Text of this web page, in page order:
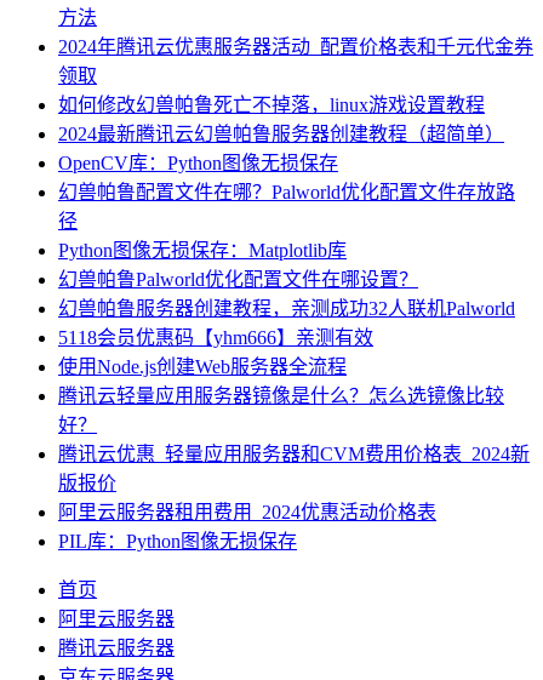
方法
2024年腾讯云优惠服务器活动_配置价格表和千元代金券
领取
如何修改幻兽帕鲁死亡不掉落，linux游戏设置教程
2024最新腾讯云幻兽帕鲁服务器创建教程（超简单）
OpenCV库：Python图像无损保存
幻兽帕鲁配置文件在哪？Palworld优化配置文件存放路
径
Python图像无损保存：Matplotlib库
幻兽帕鲁Palworld优化配置文件在哪设置？
幻兽帕鲁服务器创建教程，亲测成功32人联机Palworld
5118会员优惠码【yhm666】亲测有效
使用Node.js创建Web服务器全流程
腾讯云轻量应用服务器镜像是什么？怎么选镜像比较
好？
腾讯云优惠_轻量应用服务器和CVM费用价格表_2024新
版报价
阿里云服务器租用费用_2024优惠活动价格表
PIL库：Python图像无损保存
首页
阿里云服务器
腾讯云服务器